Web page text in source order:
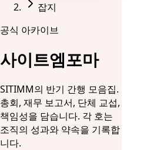
잡지
공식 아카이브
사이트엠포마
SITIMM의 반기 간행 모음집.
총회, 재무 보고서, 단체 교섭,
책임성을 담습니다. 각 호는
조직의 성과와 약속을 기록합
니다.